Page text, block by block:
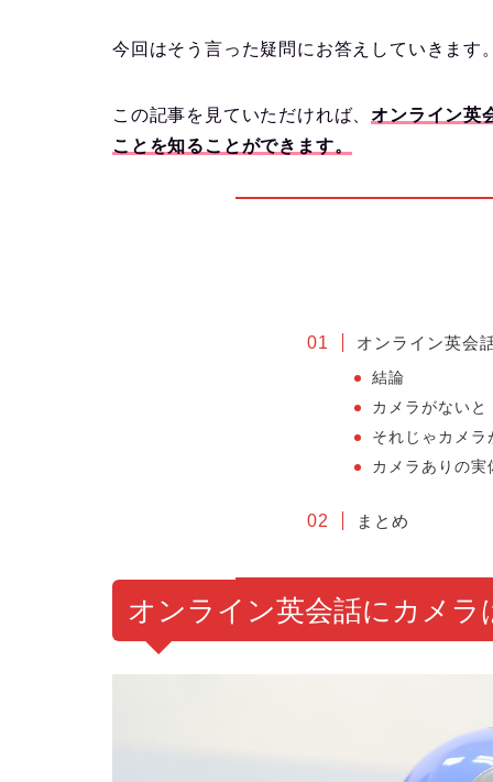
今回はそう言った疑問にお答えしていきます
この記事を見ていただければ、オンライン英
ことを知ることができます。
オンライン英会
結論
カメラがないと
それじゃカメラ
カメラありの実
まとめ
オンライン英会話にカメラ